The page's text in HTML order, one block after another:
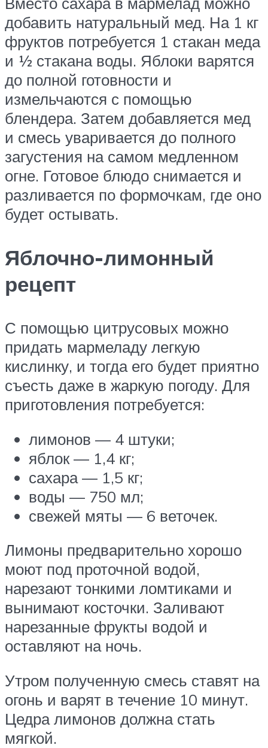
добавить натуральный мед. На 1 кг
фруктов потребуется 1 стакан меда
и ½ стакана воды. Яблоки варятся
до полной готовности и
измельчаются с помощью
блендера. Затем добавляется мед
и смесь уваривается до полного
загустения на самом медленном
огне. Готовое блюдо снимается и
разливается по формочкам, где оно
будет остывать.
Яблочно-лимонный
рецепт
С помощью цитрусовых можно
придать мармеладу легкую
кислинку, и тогда его будет приятно
съесть даже в жаркую погоду. Для
приготовления потребуется:
лимонов — 4 штуки;
яблок — 1,4 кг;
сахара — 1,5 кг;
воды — 750 мл;
свежей мяты — 6 веточек.
Лимоны предварительно хорошо
моют под проточной водой,
нарезают тонкими ломтиками и
вынимают косточки. Заливают
нарезанные фрукты водой и
оставляют на ночь.
Утром полученную смесь ставят на
огонь и варят в течение 10 минут.
Цедра лимонов должна стать
мягкой.